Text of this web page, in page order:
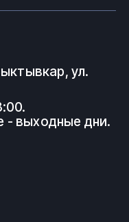
ул.
- выходные дни.